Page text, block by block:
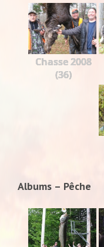
Chasse 2008
(36)
Albums – Pêche